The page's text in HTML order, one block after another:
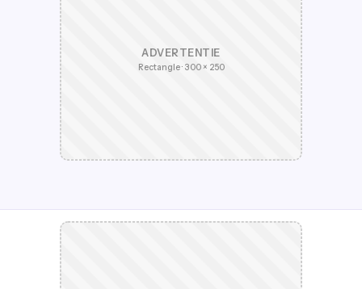
ADVERTENTIE
Rectangle · 300 × 250